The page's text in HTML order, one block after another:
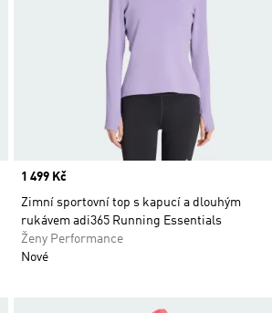
Price
1 499 Kč
Zimní sportovní top s kapucí a dlouhým
rukávem adi365 Running Essentials
Ženy Performance
Nové